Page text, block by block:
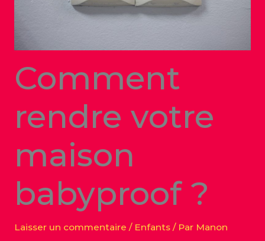
Comment
rendre votre
maison
babyproof ?
Laisser un commentaire / Enfants/ Par Manon